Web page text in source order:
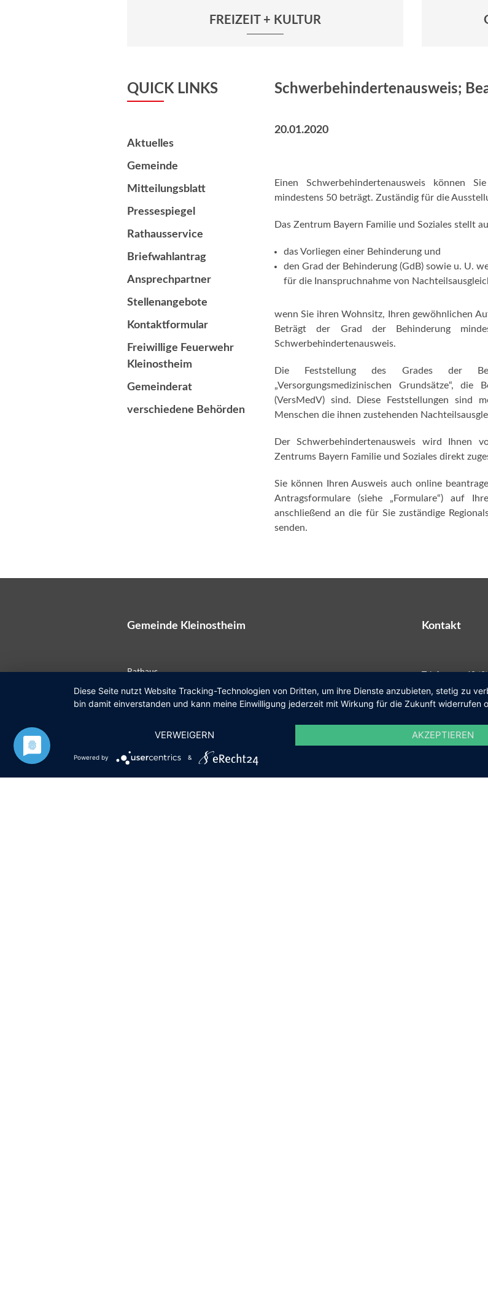
FREIZEIT + KULTUR
QUICK LINKS
Aktuelles
Gemeinde
Mitteilungsblatt
Pressespiegel
Rathausservice
Briefwahlantrag
Ansprechpartner
Stellenangebote
Kontaktformular
Freiwillige Feuerwehr
Kleinostheim
Gemeinderat
verschiedene Behörden
Schwerbehindertenausweis;
20.01.2020
Einen Schwerbehindertenausweis können
mindestens 50 beträgt. Zuständig für die
Das Zentrum Bayern Familie und Soziales stellt
das Vorliegen einer Behinderung und
den Grad der Behinderung (GdB) sowie u. U.
für die Inanspruchnahme von
wenn Sie ihren Wohnsitz, Ihren gewöhnlichen
Beträgt der Grad der Behinderung
Schwerbehindertenausweis.
Die Feststellung des Grades der
„Versorgungsmedizinischen Grundsätze“, die
(VersMedV) sind. Diese Feststellungen sind
Menschen die ihnen zustehenden
Der Schwerbehindertenausweis wird Ihnen
Zentrums Bayern Familie und Soziales direkt
Sie können Ihren Ausweis auch online
Antragsformulare (siehe „Formulare“) auf
anschließend an die für Sie zuständige
senden.
Gemeinde Kleinostheim
Rathaus
Kardinal-Faulhaber-Straße 12
Postfach 11 10
Kontakt
Fax +49
E-Mail
Diese Seite nutzt Website Tracking-Technologien von Dritten, um ihre Dienste anzubieten, stetig zu
bin damit einverstanden und kann meine Einwilligung jederzeit mit Wirkung für die Zukunft widerrufen
VERWEIGERN AKZEPTIEREN
Powered by &